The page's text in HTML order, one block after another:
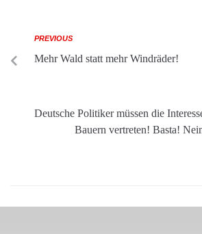
PREVIOUS
Mehr Wald statt mehr Windräder!
Deutsche Politiker müssen die
Bauern vertreten! Basta!